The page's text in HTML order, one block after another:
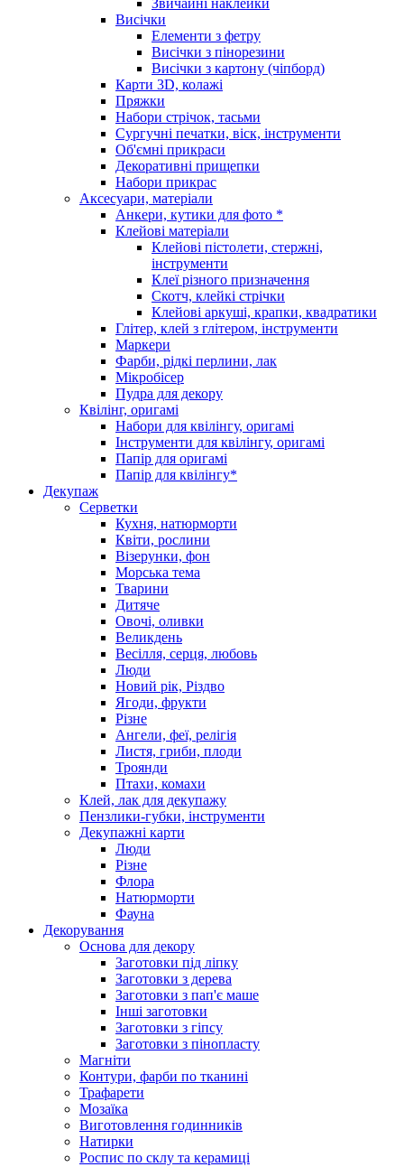
Висічки
Елементи з фетру
Висічки з пінорезини
Висічки з картону (чіпборд)
Карти 3D, колажі
Пряжки
Набори стрічок, тасьми
Сургучні печатки, віск, інструменти
Об'ємні прикраси
Декоративні прищепки
Набори прикрас
Аксесуари, матеріали
Анкери, кутики для фото *
Клейові матеріали
Клейові пістолети, стержні,
інструменти
Клеї різного призначення
Скотч, клейкі стрічки
Клейові аркуші, крапки, квадратики
Глітер, клей з глітером, інструменти
Маркери
Фарби, рідкі перлини, лак
Мікробісер
Пудра для декору
Квілінг, оригамі
Набори для квілінгу, оригамі
Інструменти для квілінгу, оригамі
Папір для оригамі
Папір для квілінгу*
Декупаж
Серветки
Кухня, натюрморти
Квіти, рослини
Візерунки, фон
Морська тема
Тварини
Дитяче
Овочі, оливки
Великдень
Весілля, серця, любовь
Люди
Новий рік, Різдво
Ягоди, фрукти
Різне
Ангели, феї, релігія
Листя, гриби, плоди
Троянди
Птахи, комахи
Клей, лак для декупажу
Пензлики-губки, інструменти
Декупажні карти
Люди
Різне
Флора
Натюрморти
Фауна
Декорування
Основа для декору
Заготовки під ліпку
Заготовки з дерева
Заготовки з пап'є маше
Інші заготовки
Заготовки з гіпсу
Заготовки з пінопласту
Магніти
Контури, фарби по тканині
Трафарети
Мозаїка
Виготовлення годинників
Натирки
Роспис по склу та керамиці